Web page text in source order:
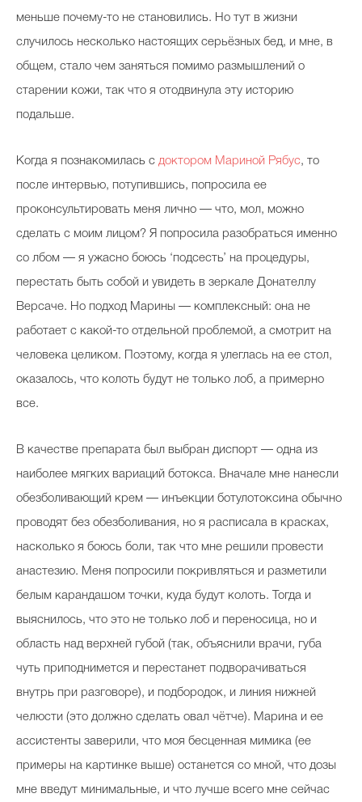
меньше почему-то не становились. Но тут в жизни
случилось несколько настоящих серьёзных бед, и мне, в
общем, стало чем заняться помимо размышлений о
старении кожи, так что я отодвинула эту историю
подальше.
Когда я познакомилась с доктором Мариной Рябус, то
после интервью, потупившись, попросила ее
проконсультировать меня лично — что, мол, можно
сделать с моим лицом? Я попросила разобраться именно
со лбом — я ужасно боюсь ‘подсесть’ на процедуры,
перестать быть собой и увидеть в зеркале Донателлу
Версаче. Но подход Марины — комплексный: она не
работает с какой-то отдельной проблемой, а смотрит на
человека целиком. Поэтому, когда я улеглась на ее стол,
оказалось, что колоть будут не только лоб, а примерно
все.
В качестве препарата был выбран диспорт — одна из
наиболее мягких вариаций ботокса. Вначале мне нанесли
обезболивающий крем — инъекции ботулотоксина обычно
проводят без обезболивания, но я расписала в красках,
насколько я боюсь боли, так что мне решили провести
анастезию. Меня попросили покривляться и разметили
белым карандашом точки, куда будут колоть. Тогда и
выяснилось, что это не только лоб и переносица, но и
область над верхней губой (так, объяснили врачи, губа
чуть приподнимется и перестанет подворачиваться
внутрь при разговоре), и подбородок, и линия нижней
челюсти (это должно сделать овал чётче). Марина и ее
ассистенты заверили, что моя бесценная мимика (ее
примеры на картинке выше) останется со мной, что дозы
мне введут минимальные, и что лучше всего мне сейчас